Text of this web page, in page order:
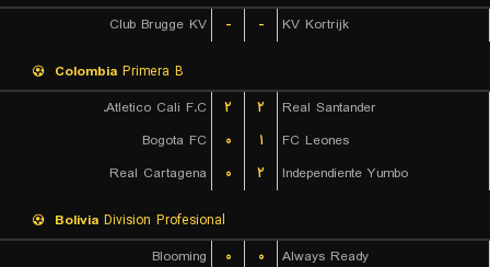
Club Brugge KV
- - KV Kortrijk
Colombia Primera B
Atletico Cali F.C.
۲ ۲
Real Santander
Bogota FC
۰ ۱
FC Leones
Real Cartagena
۰ ۲ Independiente Yumbo
Bolivia Division Profesional
Blooming
۰ ۰ Always Ready